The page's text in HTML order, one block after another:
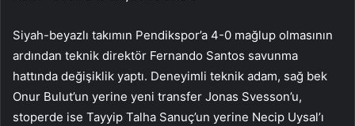
Siyah-beyazlı takımın Pendikspor’a 4-0 mağlup olmasının
ardından teknik direktör Fernando Santos savunma
hattında değişiklik yaptı. Deneyimli teknik adam, sağ bek
Onur Bulut’un yerine yeni transfer Jonas Svesson’u,
stoperde ise Tayyip Talha Sanuç’un yerine Necip Uysal’ı